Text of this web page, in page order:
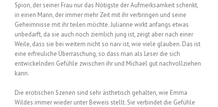
Spion, der seiner Frau nur das Nötigste der Aufmerksamkeit schenkt,
in einen Mann, der immer mehr Zeit mit ihr verbringen und seine
Geheimnisse mit ihr teilen möchte. Julianne wirkt anfangs etwas
unbedarft, da sie auch noch ziemlich jung ist, zeigt aber nach einer
Weile, dass sie bei weitem nicht so naiv ist, wie viele glauben. Das ist
eine erfreuliche Überraschung, so dass man als Leser die sich
entwickelnden Gefühle zwischen ihr und Michael gut nachvollziehen
kann.
Die erotischen Szenen sind sehr ästhetisch gehalten, wie Emma
Wildes immer wieder unter Beweis stellt. Sie verbindet die Gefühle